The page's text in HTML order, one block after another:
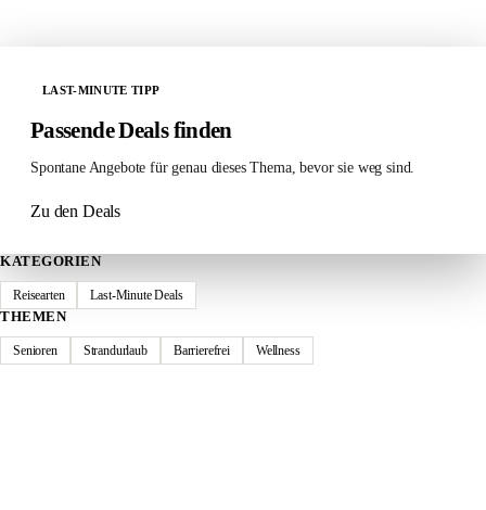
LAST-MINUTE TIPP
Passende Deals finden
Spontane Angebote für genau dieses Thema, bevor sie weg sind.
Zu den Deals
KATEGORIEN
Reisearten Last-Minute Deals
THEMEN
Senioren Strandurlaub Barrierefrei Wellness